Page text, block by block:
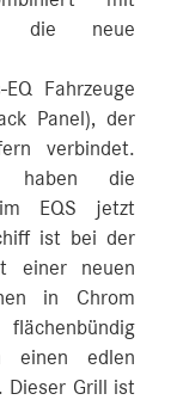
die neue
Fahrzeuge
Panel), der
verbindet.
haben die
EQS jetzt
ist bei der
einer neuen
in Chrom
einen edlen
Dieser Grill ist